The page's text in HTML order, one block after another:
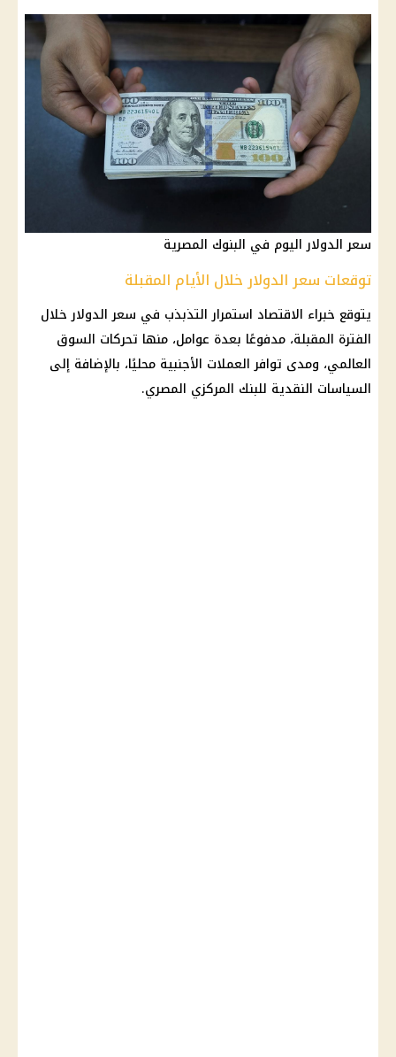
سعر الدولار اليوم في البنوك المصرية
توقعات سعر الدولار خلال الأيام المقبلة
يتوقع خبراء الاقتصاد استمرار التذبذب في سعر الدولارخلال
الفترة المقبلة، مدفوعًا بعدة عوامل، منها تحركات السوق
العالمي، ومدى توافر العملات الأجنبية محليًا، بالإضافة إلى
السياسات النقدية للبنك المركزي المصري.